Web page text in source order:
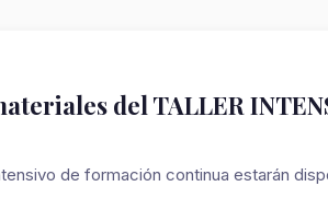
del TALLER
de formación continua estarán